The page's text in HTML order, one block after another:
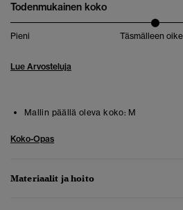
Todenmukainen koko
Pieni Täsmälleen
Lue Arvosteluja
Mallin päällä oleva koko: M
Koko-Opas
Materiaalit ja hoito